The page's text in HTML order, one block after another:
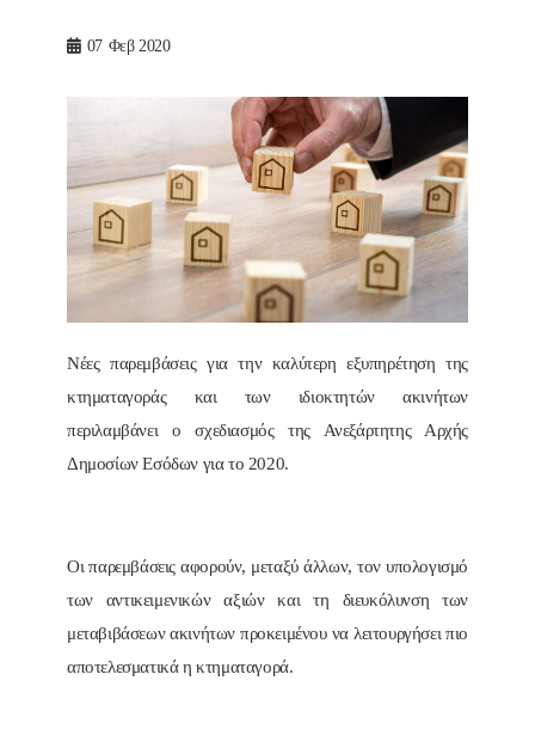
07 Φεβ 2020
Νέες παρεμβάσεις για την καλύτερη εξυπηρέτηση της
κτηματαγοράς και των ιδιοκτητών ακινήτων
περιλαμβάνει ο σχεδιασμός της Ανεξάρτητης Αρχής
Δημοσίων Εσόδων για το 2020.
Οι παρεμβάσεις αφορούν, μεταξύ άλλων, τον υπολογισμό
των αντικειμενικών αξιών και τη διευκόλυνση των
μεταβιβάσεων ακινήτων προκειμένου να λειτουργήσει πιο
αποτελεσματικά η κτηματαγορά.